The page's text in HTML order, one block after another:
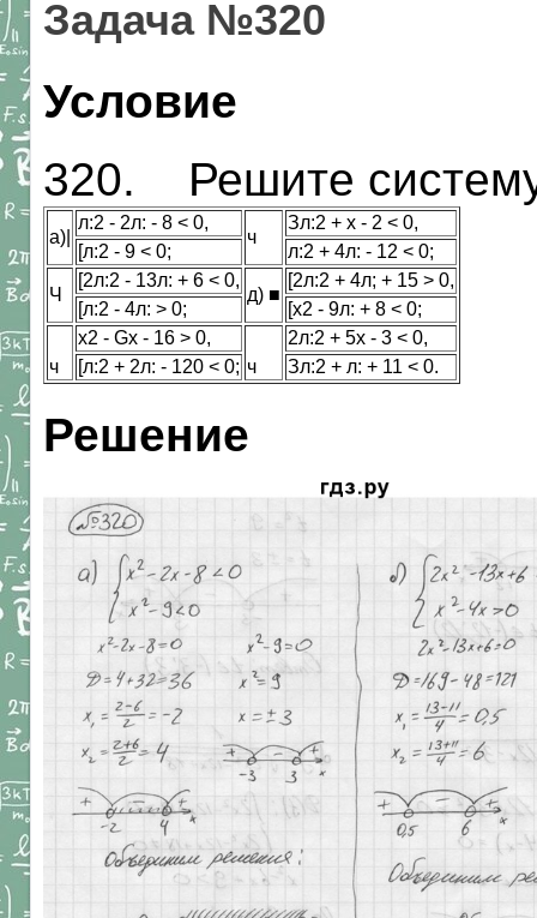
Задача №320
Условие
320. Решите
а)|
л:2 - 2л: - 8 < 0,
ч
Зл:2 + х - 2 < 0,
[л:2 - 9 < 0;
л:2 + 4л: - 12 < 0;
Ч
[2л:2 - 13л: + 6 < 0,
д) ■
[2л:2 + 4л; + 15 > 0,
[л:2 - 4л: > 0;
[х2 - 9л: + 8 < 0;
ч
х2 - Gx - 16 > 0,
ч
2л:2 + 5х - 3 < 0,
[л:2 + 2л: - 120 < 0;
Зл:2 + л: + 11 < 0.
Решение